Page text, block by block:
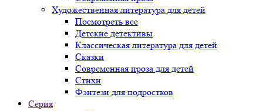
Художественная литература для детей
Посмотреть все
Детские детективы
Классическая литература для детей
Сказки
Современная проза для детей
Стихи
Фэнтези для подростков
Серия